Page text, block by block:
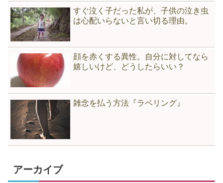
すぐ泣く子だった私が、子供の泣き虫
は心配いらないと言い切る理由。
顔を赤くする異性。自分に対してなら
嬉しいけど、どうしたらいい？
雑念を払う方法『ラベリング』
アーカイブ